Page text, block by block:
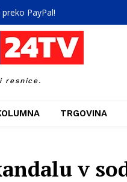
PayPal!
resnice.
TRGOVINA
v